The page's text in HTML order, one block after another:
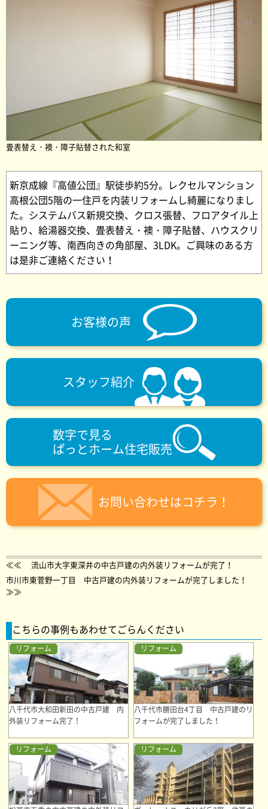
畳表替え・襖・障子貼替された和室
新京成線『高値公団』駅徒歩約5分。レクセルマンション
高根公団5階の一住戸を内装リフォームし綺麗になりまし
た。システムバス新規交換、クロス張替、フロアタイル上
貼り、給湯器交換、畳表替え・襖・障子貼替、ハウスクリ
ーニング等、南西向きの角部屋、3LDK。ご興味のある方
は是非ご連絡ください！
お客様の声
スタッフ紹介
数字で見る
ぱっとホーム住宅販売
お問い合わせはコチラ！
≪≪ 流山市大字東深井の中古戸建の内外装リフォームが完了！
市川市東菅野一丁目 中古戸建の内外装リフォームが完了しました！
≫≫
こちらの事例もあわせてごらんください
リフォーム
八千代市大和田新田の中古戸建 内
外装リフォーム完了！
リフォーム
八千代市勝田台4丁目 中古戸建のリ
フォームが完了しました！
リフォーム リフォーム